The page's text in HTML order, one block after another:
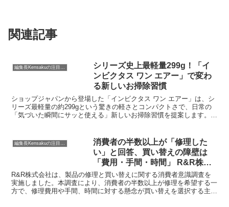
関連記事
シリーズ史上最軽量299g！「イ
ンビクタス ワン エアー」で変わ
る新しいお掃除習慣
ショップジャパンから登場した「インビクタス ワン エアー」は、シ
リーズ最軽量の約299gという驚きの軽さとコンパクトさで、日常の
「気づいた瞬間にサッと使える」新しいお掃除習慣を提案します。そ
消費者の半数以上が「修理した
い」と回答、買い替えの障壁は
「費用・手間・時間」 R&R株式
会社が意識調査結果を発表
R&R株式会社は、製品の修理と買い替えに関する消費者意識調査を
実施しました。本調査により、消費者の半数以上が修理を希望する一
方で、修理費用や手間、時間に対する懸念が買い替えを選択する主な